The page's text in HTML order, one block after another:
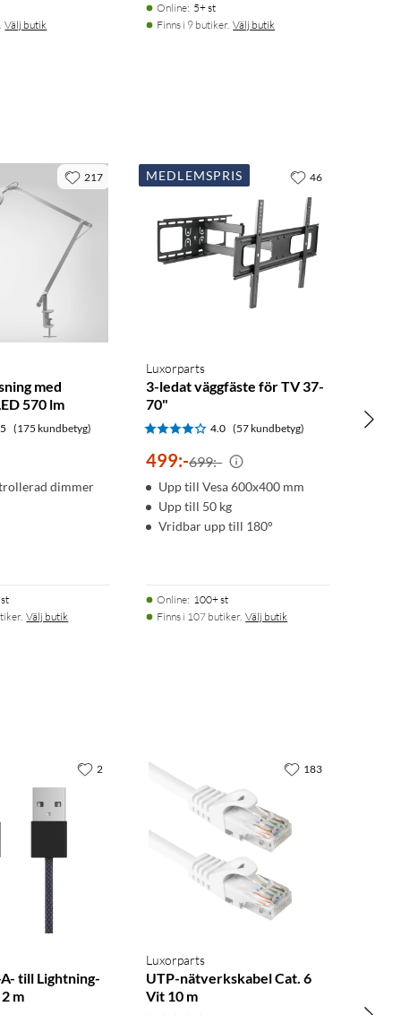
Välj butik
Online: 5+ st
Finns i 9 butiker. Välj butik
med
570 lm
(175 kundbetyg)
dimmer
Välj butik
217 MEDLEMSPRIS
Luxorparts
3-ledat väggfäste för TV 37-
70"
4.0 (57 kundbetyg)
499:-699:-
Upp till Vesa 600x400 mm
Upp till 50 kg
Vridbar upp till 180°
Online: 100+ st
Finns i 107 butiker. Välj butik
46
till Lightning-
m
2
Luxorparts
UTP-nätverkskabel Cat. 6
Vit 10 m
183